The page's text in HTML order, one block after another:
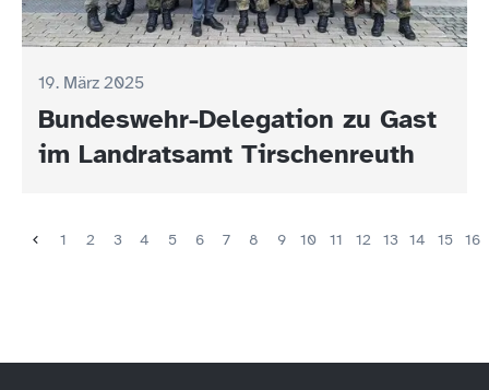
19. März 2025
Bundeswehr-Delegation zu Gast
im Landratsamt Tirschenreuth
1 2 3 4 5 6 7 8 9 10 11 12 13 14 15 16